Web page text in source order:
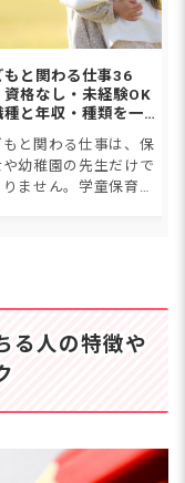
もと関わる仕事36
資格なし・未経験OK
種と年収・種類を一覧
もと関わる仕事は、保
や幼稚園の先生だけで
りません。学童保育、
...
る人の特徴や